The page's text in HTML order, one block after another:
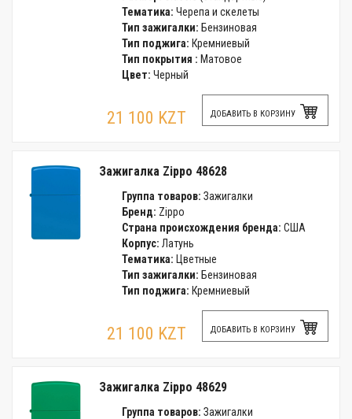
Тематика: Черепа и скелеты
Тип зажигалки: Бензиновая
Тип поджига: Кремниевый
Тип покрытия : Матовое
Цвет: Черный
21 100 KZT ДОБАВИТЬ В КОРЗИНУ
Зажигалка Zippo 48628
Группа товаров: Зажигалки
Бренд: Zippo
Страна происхождения бренда: США
Корпус: Латунь
Тематика: Цветные
Тип зажигалки: Бензиновая
Тип поджига: Кремниевый
21 100 KZT ДОБАВИТЬ В КОРЗИНУ
Зажигалка Zippo 48629
Группа товаров: Зажигалки